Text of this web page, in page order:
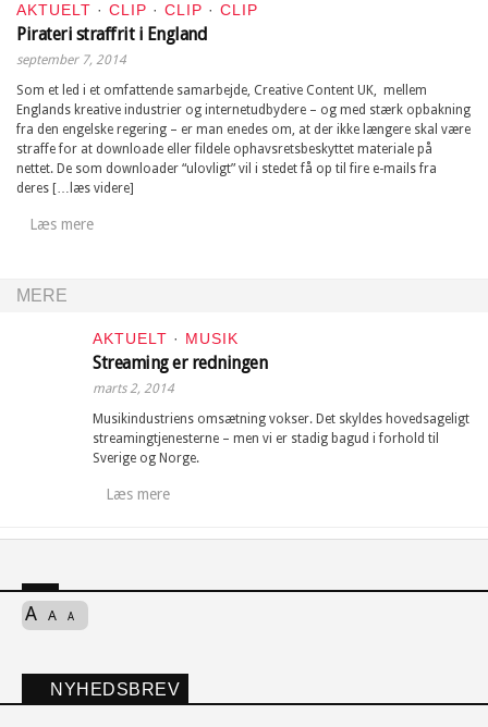
AKTUELT · CLIP · CLIP · CLIP
Pirateri straffrit i England
september 7, 2014
Som et led i et omfattende samarbejde, Creative Content UK, mellem
Englands kreative industrier og internetudbydere – og med stærk opbakning
fra den engelske regering – er man enedes om, at der ikke længere skal være
straffe for at downloade eller fildele ophavsretsbeskyttet materiale på
nettet. De som downloader “ulovligt” vil i stedet få op til fire e-mails fra
deres […læs videre]
Læs mere
MERE
AKTUELT · MUSIK
Streaming er redningen
marts 2, 2014
Musikindustriens omsætning vokser. Det skyldes hovedsageligt
streamingtjenesterne – men vi er stadig bagud i forhold til
Sverige og Norge.
Læs mere
A A A
NYHEDSBREV